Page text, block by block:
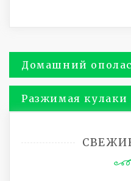
Навигация
по
записям
Домашний
Разжимая кулаки